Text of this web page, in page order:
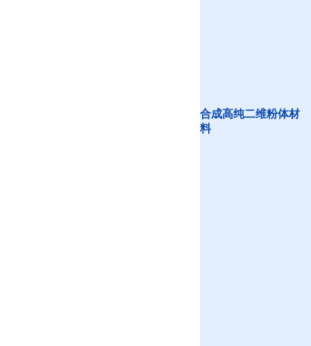
合成高纯二维粉体材
料